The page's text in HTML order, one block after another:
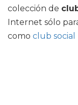
colección de
Internet sólo
como club